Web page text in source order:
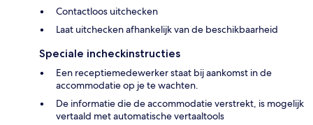
Contactloos uitchecken
Laat uitchecken afhankelijk van de beschikbaarheid
Speciale incheckinstructies
Een receptiemedewerker staat bij aankomst in de
accommodatie op je te wachten.
De informatie die de accommodatie verstrekt, is mogelijk
vertaald met automatische vertaaltools